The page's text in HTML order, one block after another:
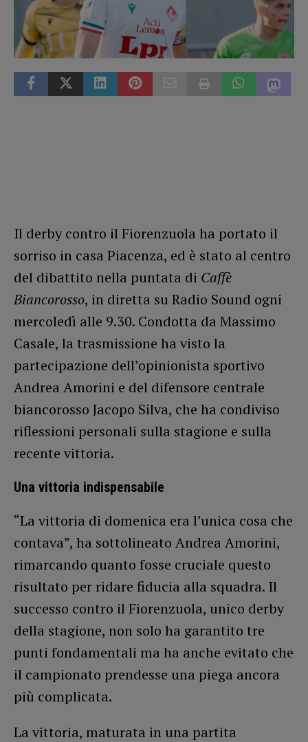
Il derby contro il Fiorenzuola ha portato il
sorriso in casa Piacenza, ed è stato al centro
del dibattito nella puntata di Caffè
Biancorosso, in diretta su Radio Sound ogni
mercoledì alle 9.30. Condotta da Massimo
Casale, la trasmissione ha visto la
partecipazione dell’opinionista sportivo
Andrea Amorini e del difensore centrale
biancorosso Jacopo Silva, che ha condiviso
riflessioni personali sulla stagione e sulla
recente vittoria.
Una vittoria indispensabile
“La vittoria di domenica era l’unica cosa che
contava”, ha sottolineato Andrea Amorini,
rimarcando quanto fosse cruciale questo
risultato per ridare fiducia alla squadra. Il
successo contro il Fiorenzuola, unico derby
della stagione, non solo ha garantito tre
punti fondamentali ma ha anche evitato che
il campionato prendesse una piega ancora
più complicata.
La vittoria, maturata in una partita